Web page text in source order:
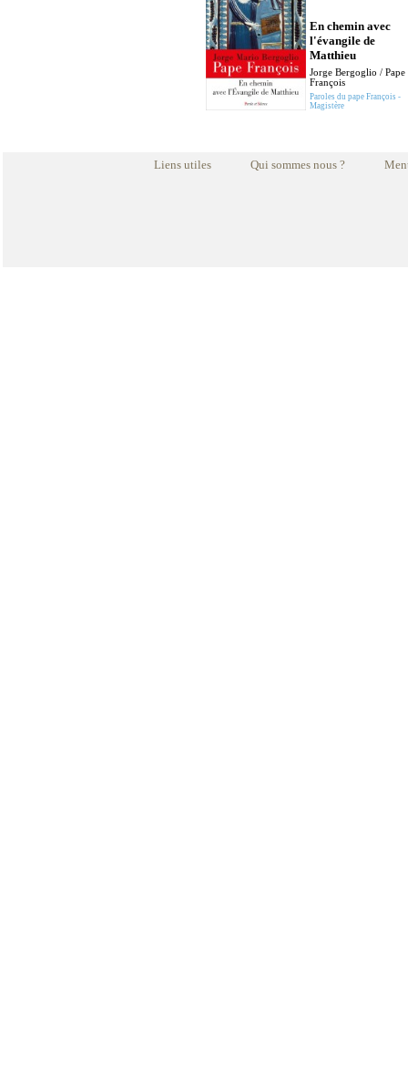
En chemin avec
l'évangile de
Matthieu
Jorge Bergoglio / Pape
François
Paroles du pape François -
Magistère
Liens utiles Qui sommes nous ?